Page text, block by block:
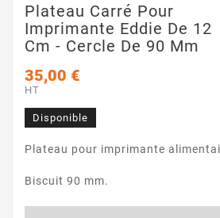
Plateau Carré Pour
Imprimante Eddie De 12
Cm - Cercle De 90 Mm
35,00 €
HT
Disponible
Plateau pour imprimante
Biscuit 90 mm.